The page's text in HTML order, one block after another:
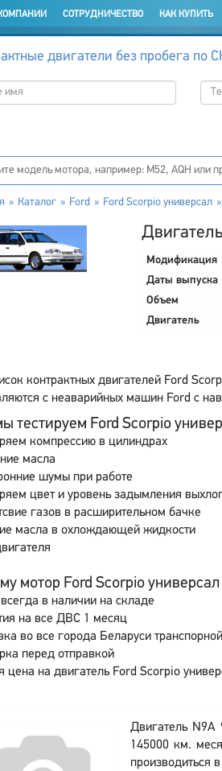
СОТРУДНИЧЕСТВО КАК КУПИТЬ
двигатели без пробега по
Каталог Ford Ford Scorpio универсал
Модификация
Даты выпуска
Объем
Двигатель
контрактных двигателей Ford
с неаварийных машин Ford с
тестируем Ford Scorpio
компрессию в цилиндрах
масла
шумы при работе
цвет и уровень задымления
газов в расширительном бачке
масла в охлождающей жидкости
мотор Ford Scorpio универсал
всегда в наличии на складе
на все ДВС 1 месяц
во все города Беларуси
перед отправкой
цена на двигатель Ford Scorpio
Двигатель
145000 км.
производиться